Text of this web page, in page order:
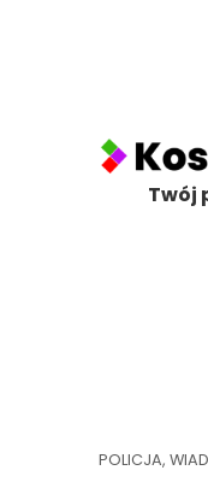
Twój
POLICJA,